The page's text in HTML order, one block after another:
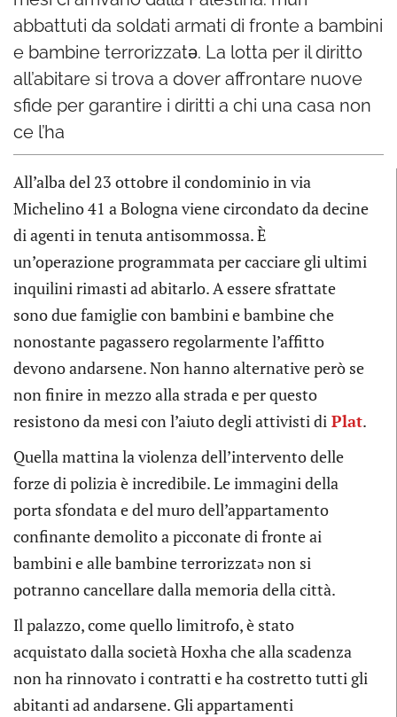
abbattuti da soldati armati di fronte a bambini
e bambine terrorizzatə. La lotta per il diritto
all’abitare si trova a dover affrontare nuove
sfide per garantire i diritti a chi una casa non
ce l’ha
All’alba del 23 ottobre il condominio in via
Michelino 41 a Bologna viene circondato da decine
di agenti in tenuta antisommossa. È
un’operazione programmata per cacciare gli ultimi
inquilini rimasti ad abitarlo. A essere sfrattate
sono due famiglie con bambini e bambine che
nonostante pagassero regolarmente l’affitto
devono andarsene. Non hanno alternative però se
non finire in mezzo alla strada e per questo
resistono da mesi con l’aiuto degli attivisti di Plat.
Quella mattina la violenza dell’intervento delle
forze di polizia è incredibile. Le immagini della
porta sfondata e del muro dell’appartamento
confinante demolito a picconate di fronte ai
bambini e alle bambine terrorizzatə non si
potranno cancellare dalla memoria della città.
Il palazzo, come quello limitrofo, è stato
acquistato dalla società Hoxha che alla scadenza
non ha rinnovato i contratti e ha costretto tutti gli
abitanti ad andarsene. Gli appartamenti